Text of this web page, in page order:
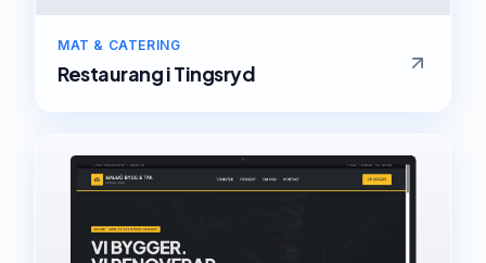
MAT & CATERING
RestaurangiTingsryd